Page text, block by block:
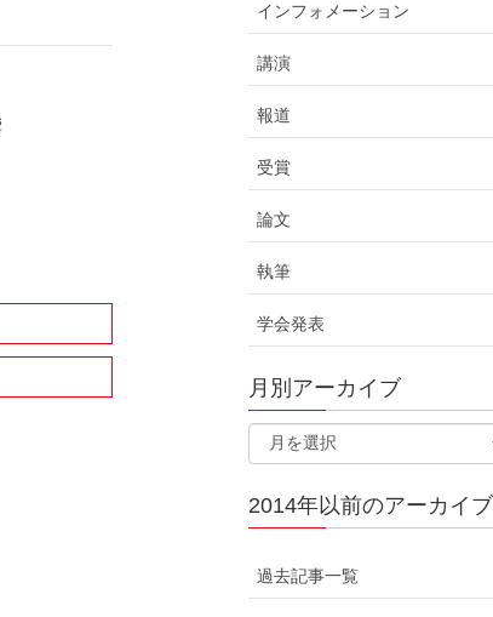
インフォメーション
講演
報道
受賞
論文
執筆
学会発表
月別アーカイブ
2014年以前のアーカイブ
過去記事一覧